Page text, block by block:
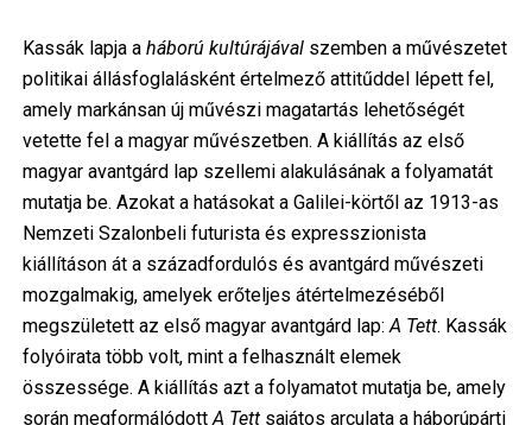
Kassák lapja a háború kultúrájávalszemben a művészetet
politikai állásfoglalásként értelmező attitűddel lépett fel,
amely markánsan új művészi magatartás lehetőségét
vetette fel a magyar művészetben. A kiállítás az első
magyar avantgárd lap szellemi alakulásának a folyamatát
mutatja be. Azokat a hatásokat a Galilei-körtől az 1913-as
Nemzeti Szalonbeli futurista és expresszionista
kiállításon át a századfordulós és avantgárd művészeti
mozgalmakig, amelyek erőteljes átértelmezéséből
megszületett az első magyar avantgárd lap:A Tett. Kassák
folyóirata több volt, mint a felhasznált elemek
összessége. A kiállítás azt a folyamatot mutatja be, amely
során megformálódottA Tettsajátos arculata a háborúpárti